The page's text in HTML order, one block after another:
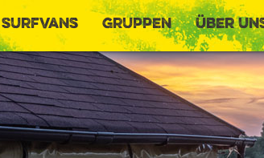
Surfvans Gruppen Über